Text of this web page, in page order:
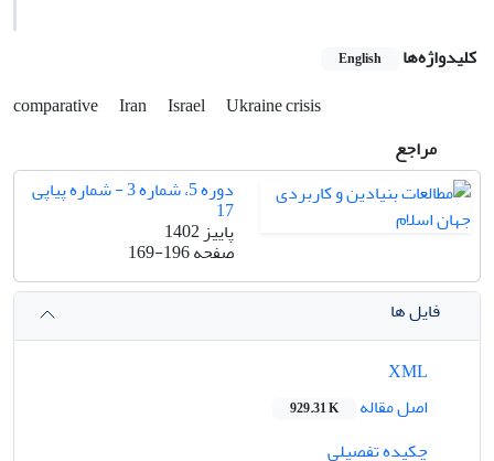
کلیدواژه‌ها English
comparative Iran Israel
Ukraine crisis
مراجع
دوره 5، شماره 3 - شماره پیاپی
17
پاییز 1402
صفحه169-196
فایل ها
اصل مقاله
929.31 K
چکیده تفصیلی